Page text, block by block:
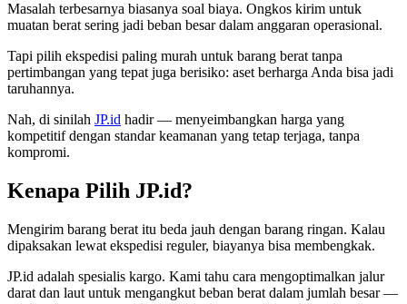
Masalah terbesarnya biasanya soal biaya. Ongkos kirim untuk
muatan berat sering jadi beban besar dalam anggaran operasional.
Tapi pilih ekspedisi paling murah untuk barang berat tanpa
pertimbangan yang tepat juga berisiko: aset berharga Anda bisa jadi
taruhannya.
Nah, di sinilah JP.id hadir — menyeimbangkan harga yang
kompetitif dengan standar keamanan yang tetap terjaga, tanpa
kompromi.
Kenapa Pilih JP.id?
Mengirim barang berat itu beda jauh dengan barang ringan. Kalau
dipaksakan lewat ekspedisi reguler, biayanya bisa membengkak.
JP.id adalah spesialis kargo. Kami tahu cara mengoptimalkan jalur
darat dan laut untuk mengangkut beban berat dalam jumlah besar —